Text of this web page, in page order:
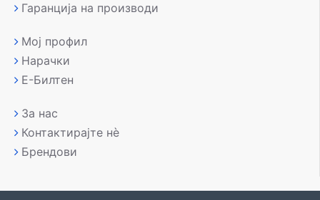
Гаранција на производи
Мој профил
Нарачки
Е-Билтен
За нас
Контактирајте нè
Брендови